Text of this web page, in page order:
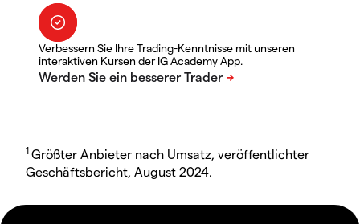
Verbessern Sie Ihre Trading-Kenntnisse mit unseren
interaktiven Kursen der IG Academy App.
1 Größter Anbieter nach Umsatz, veröffentlichter
Geschäftsbericht, August 2024.